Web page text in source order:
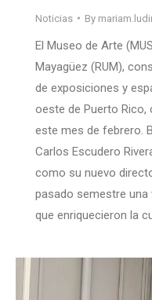
Noticias By
El Museo de Arte
Mayagüez (RUM),
de exposiciones y
oeste de Puerto Rico,
este mes de febrero.
Carlos Escudero
como su nuevo
pasado semestre una
que enriquecieron la